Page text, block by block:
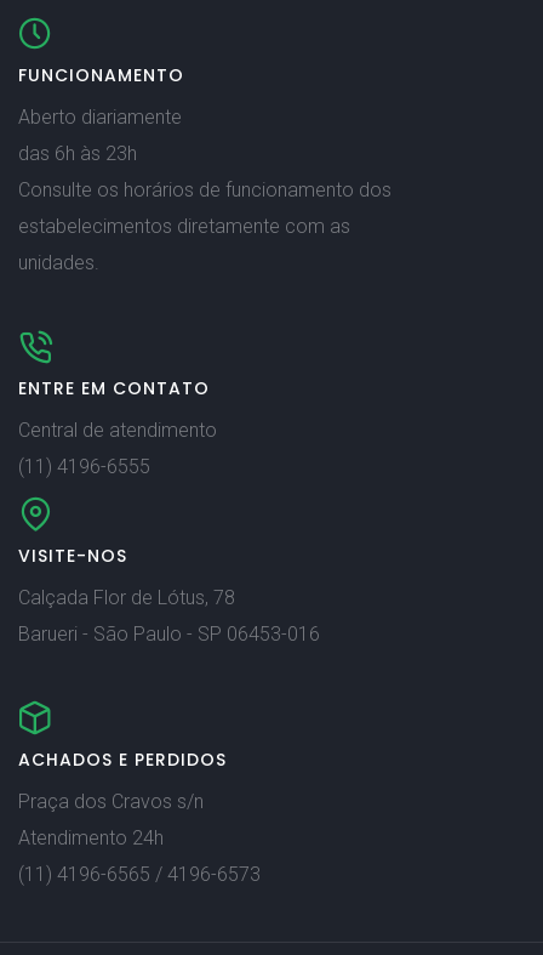
FUNCIONAMENTO
Aberto diariamente
das 6h às 23h
Consulte os horários de funcionamento dos
estabelecimentos diretamente com as
unidades.
ENTRE EM CONTATO
Central de atendimento
(11) 4196-6555
VISITE-NOS
Calçada Flor de Lótus, 78
Barueri - São Paulo - SP 06453-016
ACHADOS E PERDIDOS
Praça dos Cravos s/n
Atendimento 24h
(11) 4196-6565 / 4196-6573